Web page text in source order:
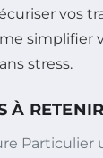
vos
simplifier
stress.
À RETENIR